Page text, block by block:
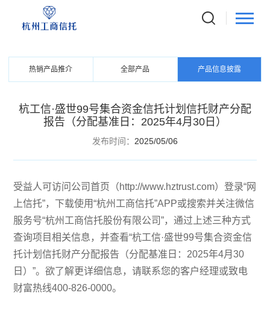
信托产品
热销产品推介 全部产品 产品信息披露
杭工信·盛世99号集合资金信托计划信托财产分配
报告（分配基准日：2025年4月30日）
发布时间： 2025/05/06
受益人可访问公司首页（http://www.hztrust.com）登录“网
上信托”，下载使用“杭州工商信托”APP或搜索并关注微信
服务号“杭州工商信托股份有限公司”，通过上述三种方式
查询项目相关信息，并查看“杭工信·盛世99号集合资金信
托计划信托财产分配报告（分配基准日：2025年4月30
日）”。欲了解更详细信息，请联系您的客户经理或致电
财富热线400-826-0000。